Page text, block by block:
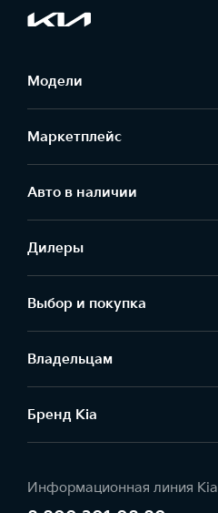
Модели
Маркетплейс
Aвто в наличии
Дилеры
Выбор и покупка
Владельцам
Бренд Kia
Информационная линия Kia